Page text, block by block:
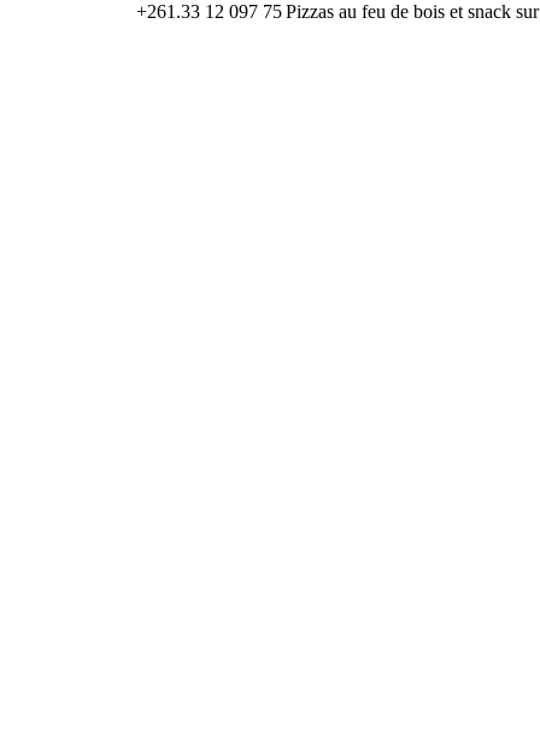
+261.33 12 097 75Pizzas au feu de bois et snack